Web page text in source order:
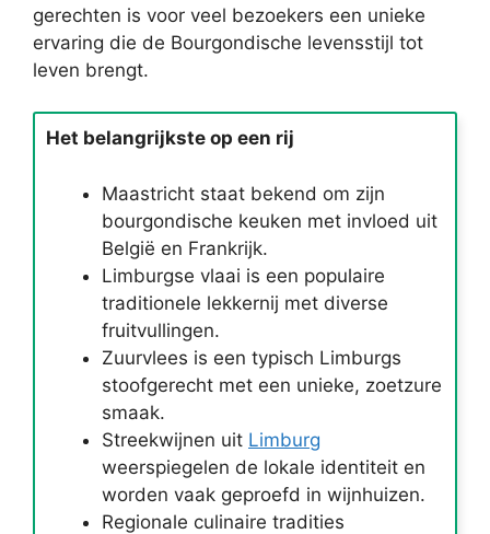
gerechten is voor veel bezoekers een unieke
ervaring die de Bourgondische levensstijl tot
leven brengt.
Het belangrijkste op een rij
Maastricht staat bekend om zijn
bourgondische keuken met invloed uit
België en Frankrijk.
Limburgse vlaai is een populaire
traditionele lekkernij met diverse
fruitvullingen.
Zuurvlees is een typisch Limburgs
stoofgerecht met een unieke, zoetzure
smaak.
Streekwijnen uit Limburg
weerspiegelen de lokale identiteit en
worden vaak geproefd in wijnhuizen.
Regionale culinaire tradities